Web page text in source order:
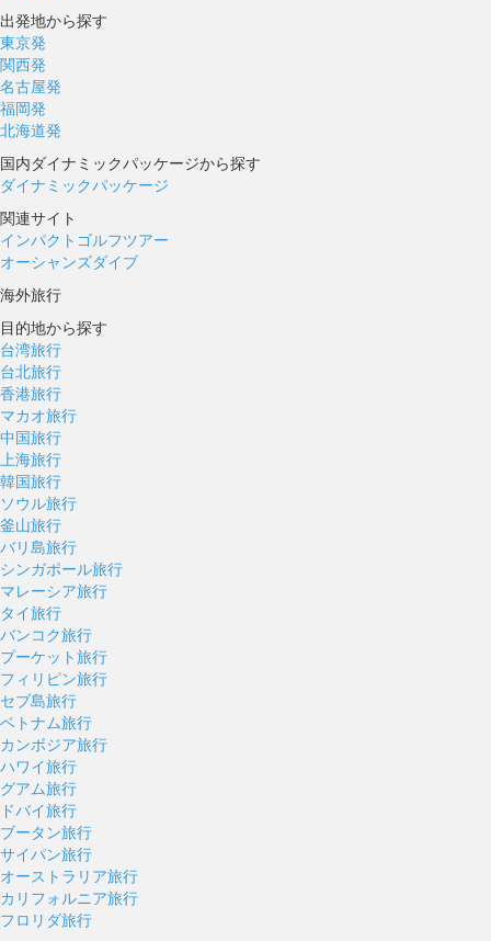
出発地から探す
東京発
関西発
名古屋発
福岡発
北海道発
国内ダイナミックパッケージから探す
ダイナミックパッケージ
関連サイト
インパクトゴルフツアー
オーシャンズダイブ
海外旅行
目的地から探す
台湾旅行
台北旅行
香港旅行
マカオ旅行
中国旅行
上海旅行
韓国旅行
ソウル旅行
釜山旅行
バリ島旅行
シンガポール旅行
マレーシア旅行
タイ旅行
バンコク旅行
プーケット旅行
フィリピン旅行
セブ島旅行
ベトナム旅行
カンボジア旅行
ハワイ旅行
グアム旅行
ドバイ旅行
ブータン旅行
サイパン旅行
オーストラリア旅行
カリフォルニア旅行
フロリダ旅行